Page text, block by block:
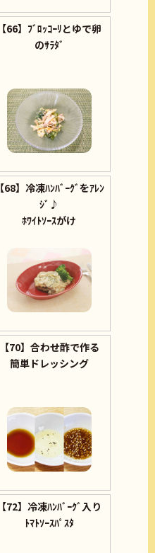
【66】ﾌﾞﾛｯｺｰﾘとゆで卵
のｻﾗﾀﾞ
【68】冷凍ﾊﾝﾊﾞｰｸﾞをｱﾚﾝ
ｼﾞ♪
ﾎﾜｲﾄｿｰｽがけ
【70】合わせ酢で作る
簡単ドレッシング
【72】冷凍ﾊﾝﾊﾞｰｸﾞ入り
ﾄﾏﾄｿｰｽﾊﾟｽﾀ